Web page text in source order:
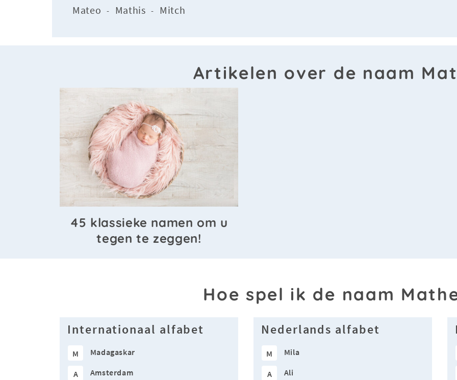
Mateo - Mathis - Mitch
Artikelen over de naam
45 klassieke namen om u
tegen te zeggen!
Hoe spel ik de naam
Internationaal alfabet
M Madagaskar
A Amsterdam
Nederlands alfabet
M Mila
A Ali